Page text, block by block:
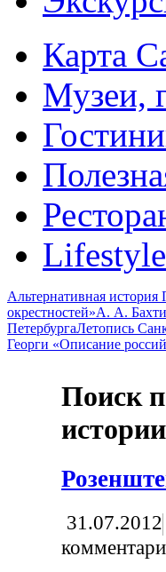
Карта
Музеи,
Альтернативная история
окрестностей»А. А.
ПетербургаЛетопись
Георги «Описание
Поиск
31.07.2012